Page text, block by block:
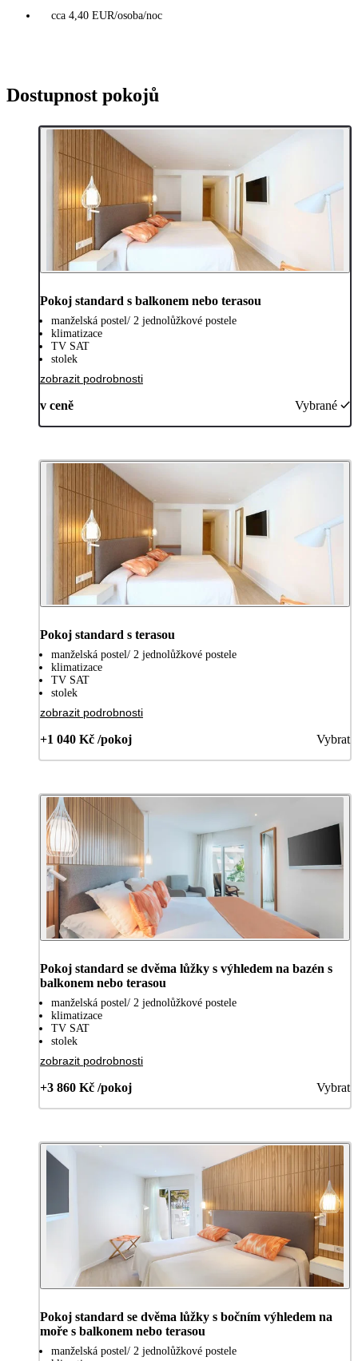
cca 4,40 EUR/osoba/noc
Dostupnost pokojů
Pokoj standard s balkonem nebo terasou
manželská postel/ 2 jednolůžkové postele
klimatizace
TV SAT
stolek
zobrazit podrobnosti
v ceně Vybrané
Pokoj standard s terasou
manželská postel/ 2 jednolůžkové postele
klimatizace
TV SAT
stolek
zobrazit podrobnosti
+1 040 Kč /pokoj Vybrat
Pokoj standard se dvěma lůžky s výhledem na bazén s
balkonem nebo terasou
manželská postel/ 2 jednolůžkové postele
klimatizace
TV SAT
stolek
zobrazit podrobnosti
+3 860 Kč /pokoj Vybrat
Pokoj standard se dvěma lůžky s bočním výhledem na
moře s balkonem nebo terasou
manželská postel/ 2 jednolůžkové postele